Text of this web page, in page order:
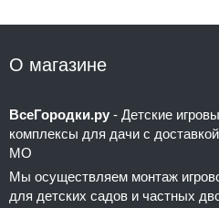
О магазине
ВсеГородки.ру - Детские
комплексы для дачи с
МО
Мы осуществляем монтаж
для детских садов и частных